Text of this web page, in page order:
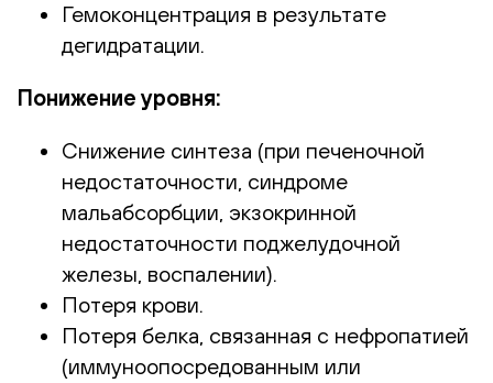
Гемоконцентрация в результате
дегидратации.
Понижение уровня:
Снижение синтеза (при печеночной
недостаточности, синдроме
мальабсорбции, экзокринной
недостаточности поджелудочной
железы, воспалении).
Потеря крови.
Потеря белка, связанная с нефропатией
(иммуноопосредованным или